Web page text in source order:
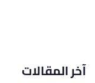
آخر المقالات